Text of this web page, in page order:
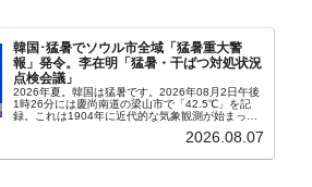
韓国･猛暑でソウル市全域「猛暑重大警
報」発令。李在明「猛暑・干ばつ対処状況
点検会議」
2026年夏。韓国は猛暑です。2026年08月2日午後
1時26分には慶尚南道の梁山市で「42.5℃」を記
録。これは1904年に近代的な気象観測が始まって
ウル市全域への「猛暑重大警報」が発令され...
2026.08.07